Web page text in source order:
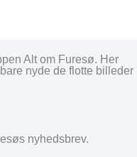
Alt om Furesø. Her
nyde de flotte billeder
nyhedsbrev.